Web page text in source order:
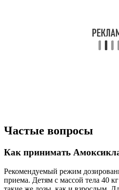
Частые вопросы
Как принимать
Рекомендуемый режим
приема. Детям с массой тела 40